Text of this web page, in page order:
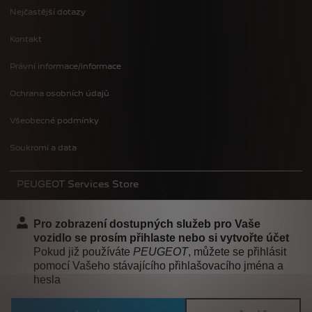
Nejčastější dotazy
Kontakt
Právní informace/informace
Ochrana osobních údajů
Všeobecné podmínky
Soukromí a data
PEUGEOT Services Store
Pro zobrazení dostupných služeb pro Vaše
vozidlo se prosím přihlaste nebo si vytvořte účet
Pokud již používáte PEUGEOT , můžete se přihlásit
pomocí Vašeho stávajícího přihlašovacího jména a
hesla